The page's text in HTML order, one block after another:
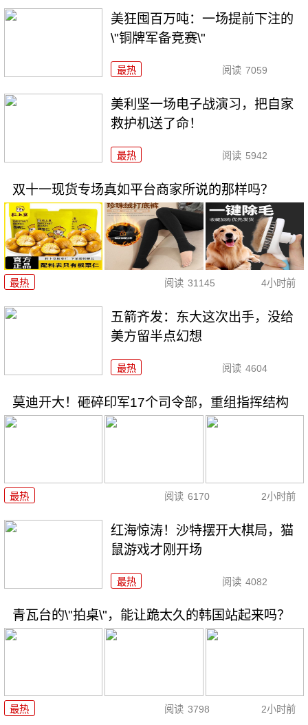
美狂囤百万吨：一场提前下注的
\"铜牌军备竞赛\"
最热 阅读 7059
美利坚一场电子战演习，把自家
救护机送了命！
最热 阅读 5942
双十一现货专场真如平台商家所说的那样吗？
最热 阅读 31145 4小时前
五箭齐发：东大这次出手，没给
美方留半点幻想
最热 阅读 4604
莫迪开大！砸碎印军17个司令部，重组指挥结构
最热 阅读 6170 2小时前
红海惊涛！沙特摆开大棋局，猫
鼠游戏才刚开场
最热 阅读 4082
青瓦台的\"拍桌\"，能让跪太久的韩国站起来吗？
最热 阅读 3798 2小时前